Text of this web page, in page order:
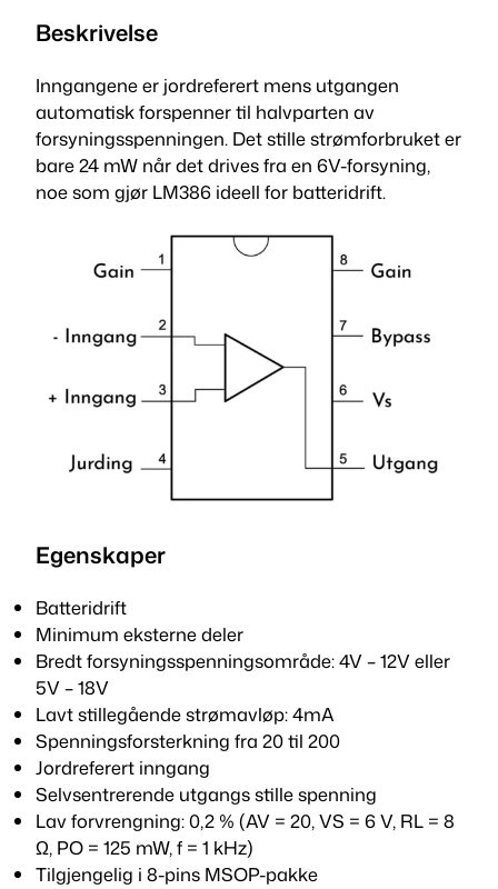
-
B
a
m
p
l
Beskrivelse
Inngangene er jordreferert mens utgangen
automatisk forspenner til halvparten av
forsyningsspenningen. Det stille strømforbruket er
bare 24 mW når det drives fra en 6V-forsyning,
noe som gjør LM386 ideell for batteridrift.
Egenskaper
Batteridrift
Minimum eksterne deler
Bredt forsyningsspenningsområde: 4V – 12V eller
5V – 18V
Lavt stillegående strømavløp: 4mA
Spenningsforsterkning fra 20 til 200
Jordreferert inngang
Selvsentrerende utgangs stille spenning
Lav forvrengning: 0,2 % (AV = 20, VS = 6 V, RL = 8
Ω, PO = 125 mW, f = 1 kHz)
Tilgjengelig i 8-pins MSOP-pakke